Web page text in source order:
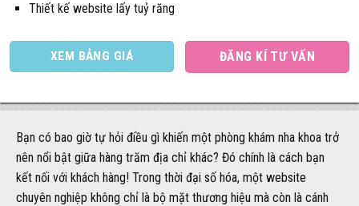
Thiết kế website lấy tuỷ răng
XEM BẢNG GIÁ ĐĂNG KÍ TƯ VẤN
Bạn có bao giờ tự hỏi điều gì khiến một phòng khám nha khoa trở
nên nổi bật giữa hàng trăm địa chỉ khác? Đó chính là cách bạn
kết nối với khách hàng! Trong thời đại số hóa, một website
chuyên nghiệp không chỉ là bộ mặt thương hiệu mà còn là cánh